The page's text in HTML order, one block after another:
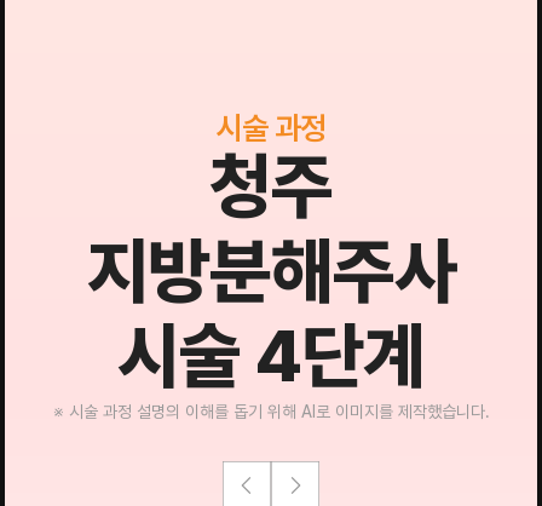
시술 과정
청주
지방분해주사
시술 4단계
※ 시술 과정 설명의 이해를 돕기 위해 AI로 이미지를 제작했습니다.